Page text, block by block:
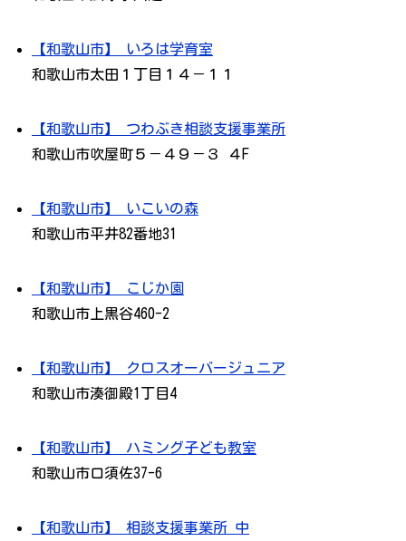
【和歌山市】 いろは学育室
和歌山市太田１丁目１４－１１
【和歌山市】 つわぶき相談支援事業所
和歌山市吹屋町５－４９－３ ４F
【和歌山市】 いこいの森
和歌山市平井82番地31
【和歌山市】 こじか園
和歌山市上黒谷460-2
【和歌山市】 クロスオーバージュニア
和歌山市湊御殿1丁目4
【和歌山市】 ハミング子ども教室
和歌山市口須佐37-6
【和歌山市】 相談支援事業所 中